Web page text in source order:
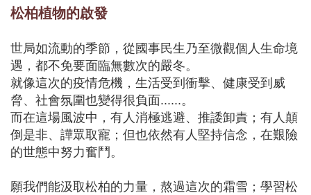
松柏植物的啟發
世局如流動的季節，從國事民生乃至微觀個人生命境
遇，都不免要面臨無數次的嚴冬。
就像這次的疫情危機，生活受到衝擊、健康受到威
脅、社會氛圍也變得很負面......。
而在這場風波中，有人消極逃避、推諉卸責；有人顛
倒是非、譁眾取寵；但也依然有人堅持信念，在艱險
的世態中努力奮鬥。
願我們能汲取松柏的力量，熬過這次的霜雪；學習松